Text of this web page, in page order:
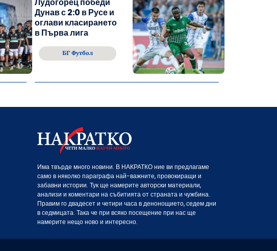
Дунав с 2:0 в Русе и
оглави класирането
в Първа лига
БГ Футбол
Има твърде много новини. В НАКРАТКО ние ви предлагаме
само в няколко параграфа най-важните, провокиращи и
забавни истории. Тук ще намерите авторски материали,
анализи и коментари на събитията от страната и чужбина.
Правим го двадесет и четири часа в денонощието, седем дни
в седмицата. Така че при всяко посещение при нас ще
намерите нещо ново и интересно.